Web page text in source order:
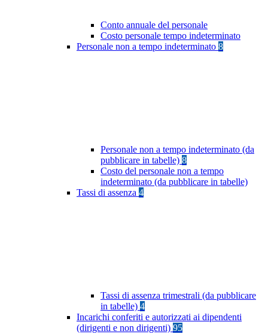
Conto annuale del personale
Costo personale tempo indeterminato
Personale non a tempo indeterminato 8
Personale non a tempo indeterminato (da
pubblicare in tabelle) 8
Costo del personale non a tempo
indeterminato (da pubblicare in tabelle)
Tassi di assenza 4
Tassi di assenza trimestrali (da pubblicare
in tabelle) 4
Incarichi conferiti e autorizzati ai dipendenti
(dirigenti e non dirigenti) 95